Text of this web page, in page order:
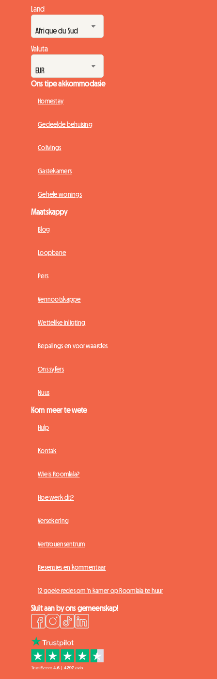
Land
Valuta
Ons tipe akkommodasie
Homestay
Gedeelde behuising
Colivings
Gastekamers
Gehele wonings
Maatskappy
Blog
Loopbane
Pers
Vennootskappe
Wettelike inligting
Bepalings en voorwaardes
Ons syfers
Nuus
Kom meer te wete
Hulp
Kontak
Wie is Roomlala?
Hoe werk dit?
Versekering
Vertrouensentrum
Resensies en kommentaar
12 goeie redes om 'n kamer op Roomlala te huur
Sluit aan by ons gemeenskap!